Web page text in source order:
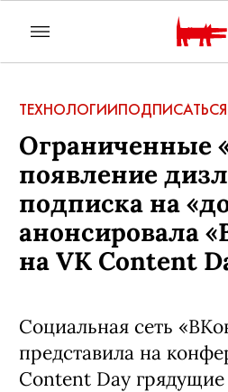
ТЕХНОЛОГИИПОДПИСАТЬСЯ
Ограниченные
появление
подписка на
анонсировала
на VK Content
Социальная сеть
представила на
Content Day грядущие